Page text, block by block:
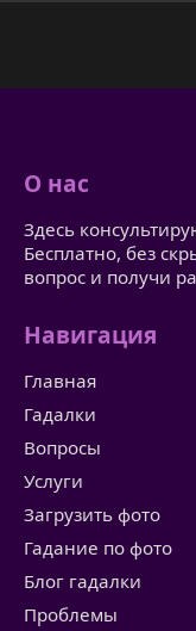
О нас
Здесь
Бесплатно, без
вопрос и получи
Навигация
Главная
Гадалки
Вопросы
Услуги
Загрузить фото
Гадание по фото
Блог гадалки
Проблемы